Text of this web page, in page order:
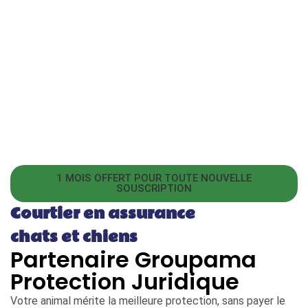
1 MOIS OFFERT POUR TOUTE NOUVELLE
SOUSCRIPTION
Courtier en assurance
chats et chiens
Partenaire Groupama
Protection Juridique
Votre animal mérite la meilleure protection, sans payer le